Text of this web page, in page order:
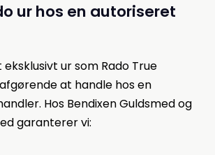
ur hos en autoriseret
ur som Rado True
at handle hos en
Hos Bendixen Guldsmed og
garanterer vi: